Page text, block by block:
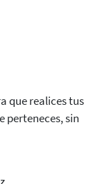
que realices tus
perteneces, sin